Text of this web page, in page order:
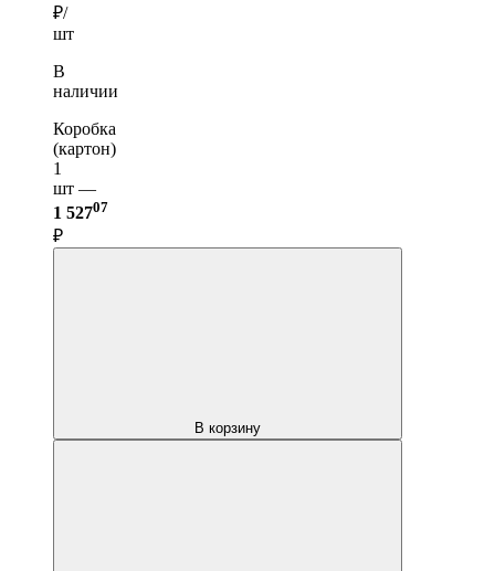
₽/
шт
В
наличии
Коробка
(картон)
1
шт —
1 52707
₽
В корзину